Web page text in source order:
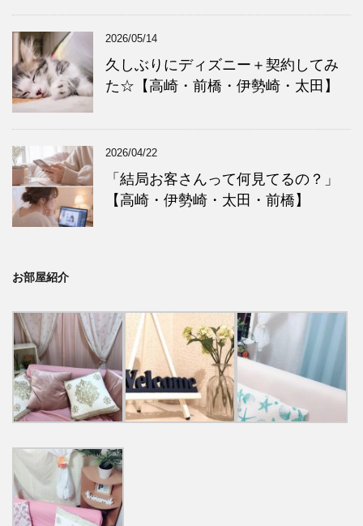
2026/05/14
久しぶりにディズニー＋契約してみ
た☆【高崎・前橋・伊勢崎・太田】
2026/04/22
「結局お客さんって何見てるの？」
【高崎・伊勢崎・太田・前橋】
お部屋紹介